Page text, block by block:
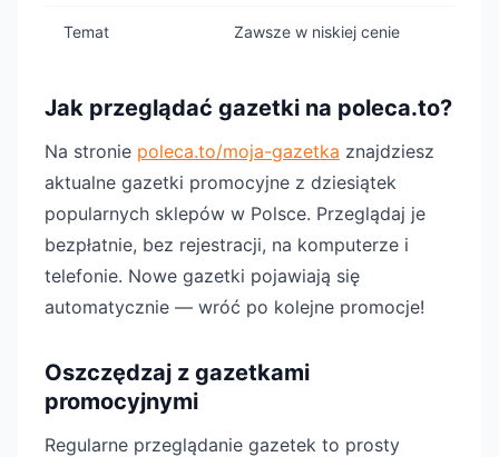
Temat Zawsze w niskiej cenie
Jak przeglądać gazetki na poleca.to?
Na stronie poleca.to/moja-gazetka znajdziesz
aktualne gazetki promocyjne z dziesiątek
popularnych sklepów w Polsce. Przeglądaj je
bezpłatnie, bez rejestracji, na komputerze i
telefonie. Nowe gazetki pojawiają się
automatycznie — wróć po kolejne promocje!
Oszczędzaj z gazetkami
promocyjnymi
Regularne przeglądanie gazetek to prosty